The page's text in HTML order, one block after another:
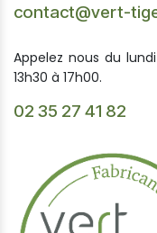
contact@vert-
Appelez nous du
13h30 à 17h00.
02 35 27 41 82